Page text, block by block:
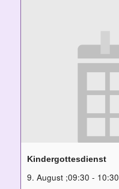
Kindergottesdienst
9. August ;09:30 - 10:30